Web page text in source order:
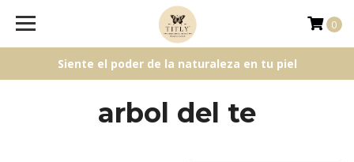
Siente el poder de la naturaleza en tu piel
0
arbol del te